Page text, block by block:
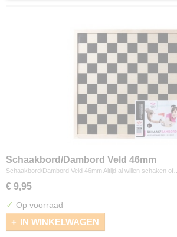
Schaakbord/Dambord Veld 46mm
Schaakbord/Dambord Veld 46mm Altijd al willen schaken of…
€ 9,95
✓ Op voorraad
IN WINKELWAGEN